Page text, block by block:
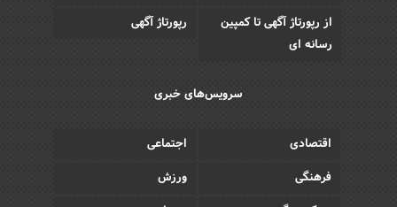
از رپورتاژ آگهی تا کمپین
رسانه ای
رپورتاژ آگهی
سرویس‌های خبری
اقتصادی
اجتماعی
فرهنگی
ورزش